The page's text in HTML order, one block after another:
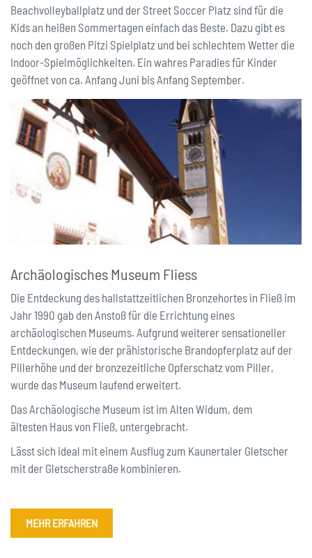
Beachvolleyballplatz und der Street Soccer Platz sind für die
Kids an heißen Sommertagen einfach das Beste. Dazu gibt es
noch den großen Pitzi Spielplatz und bei schlechtem Wetter die
Indoor-Spielmöglichkeiten. Ein wahres Paradies für Kinder
geöffnet von ca. Anfang Juni bis Anfang September.
Archäologisches Museum Fliess
Die Entdeckung des hallstattzeitlichen Bronzehortes in Fließ im
Jahr 1990 gab den Anstoß für die Errichtung eines
archäologischen Museums. Aufgrund weiterer sensationeller
Entdeckungen, wie der prähistorische Brandopferplatz auf der
Pillerhöhe und der bronzezeitliche Opferschatz vom Piller,
wurde das Museum laufend erweitert.
Das Archäologische Museum ist im Alten Widum, dem
ältesten Haus von Fließ, untergebracht.
Lässt sich ideal mit einem Ausflug zum Kaunertaler Gletscher
mit der Gletscherstraße kombinieren.
MEHR ERFAHREN